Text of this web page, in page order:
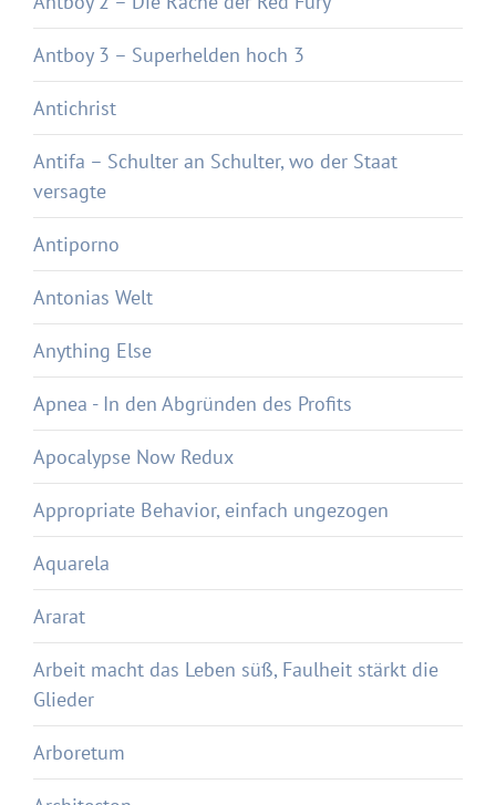
Antboy 3 – Superhelden hoch 3
Antichrist
Antifa – Schulter an Schulter, wo der Staat
versagte
Antiporno
Antonias Welt
Anything Else
Apnea - In den Abgründen des Profits
Apocalypse Now Redux
Appropriate Behavior, einfach ungezogen
Aquarela
Ararat
Arbeit macht das Leben süß, Faulheit stärkt die
Glieder
Arboretum